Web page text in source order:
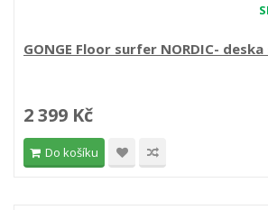
GONGE Floor surfer NORDIC-
2 399 Kč
Do košíku